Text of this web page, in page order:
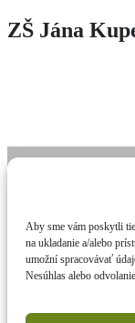
Aby sme vám poskytli
na ukladanie a/alebo
umožní spracovávať
Nesúhlas alebo
ZŠ Jána